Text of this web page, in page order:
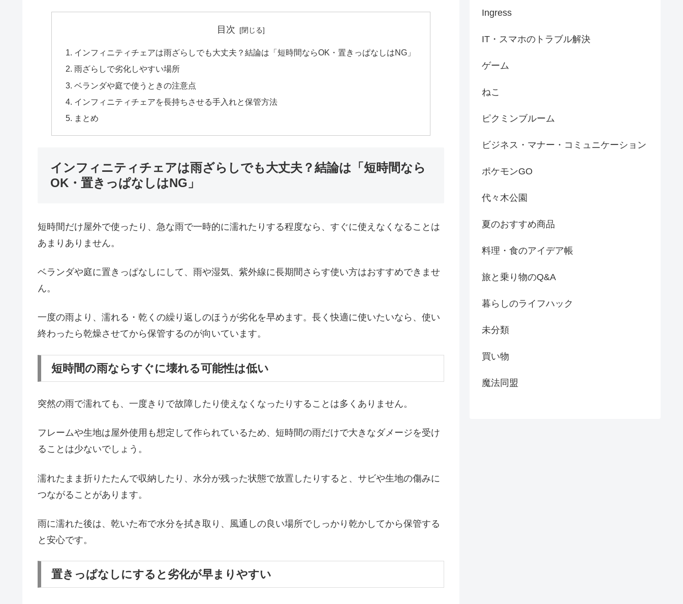
目次
インフィニティチェアは雨ざらしでも大丈夫？結論は「短時間ならOK・置きっぱなしはNG」
雨ざらしで劣化しやすい場所
ベランダや庭で使うときの注意点
インフィニティチェアを長持ちさせる手入れと保管方法
まとめ
インフィニティチェアは雨ざらしでも大丈夫？結論は「短時間なら
OK・置きっぱなしはNG」
短時間だけ屋外で使ったり、急な雨で一時的に濡れたりする程度なら、すぐに使えなくなることは
あまりありません。
ベランダや庭に置きっぱなしにして、雨や湿気、紫外線に長期間さらす使い方はおすすめできませ
ん。
一度の雨より、濡れる・乾くの繰り返しのほうが劣化を早めます。長く快適に使いたいなら、使い
終わったら乾燥させてから保管するのが向いています。
短時間の雨ならすぐに壊れる可能性は低い
突然の雨で濡れても、一度きりで故障したり使えなくなったりすることは多くありません。
フレームや生地は屋外使用も想定して作られているため、短時間の雨だけで大きなダメージを受け
ることは少ないでしょう。
濡れたまま折りたたんで収納したり、水分が残った状態で放置したりすると、サビや生地の傷みに
つながることがあります。
雨に濡れた後は、乾いた布で水分を拭き取り、風通しの良い場所でしっかり乾かしてから保管する
と安心です。
置きっぱなしにすると劣化が早まりやすい
Ingress
IT・スマホのトラブル解決
ゲーム
ねこ
ピクミンブルーム
ビジネス・マナー・コミュニケーション
ポケモンGO
代々木公園
夏のおすすめ商品
料理・食のアイデア帳
旅と乗り物のQ&A
暮らしのライフハック
未分類
買い物
魔法同盟